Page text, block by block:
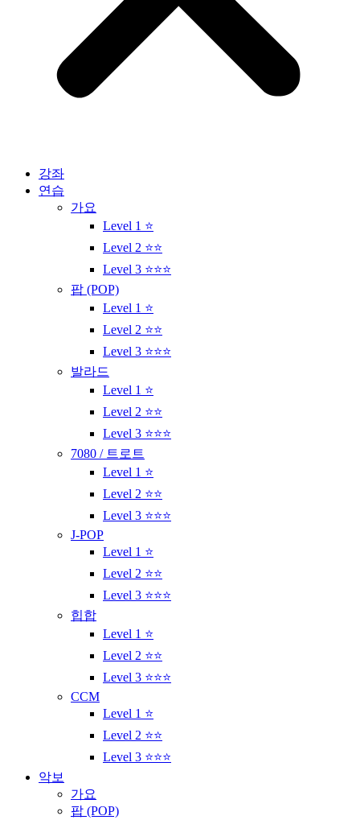
강좌
연습
가요
Level 1 ⭐
Level 2 ⭐⭐
Level 3 ⭐⭐⭐
팝 (POP)
Level 1 ⭐
Level 2 ⭐⭐
Level 3 ⭐⭐⭐
발라드
Level 1 ⭐
Level 2 ⭐⭐
Level 3 ⭐⭐⭐
7080 / 트로트
Level 1 ⭐
Level 2 ⭐⭐
Level 3 ⭐⭐⭐
J-POP
Level 1 ⭐
Level 2 ⭐⭐
Level 3 ⭐⭐⭐
힙합
Level 1 ⭐
Level 2 ⭐⭐
Level 3 ⭐⭐⭐
CCM
Level 1 ⭐
Level 2 ⭐⭐
Level 3 ⭐⭐⭐
악보
가요
팝 (POP)